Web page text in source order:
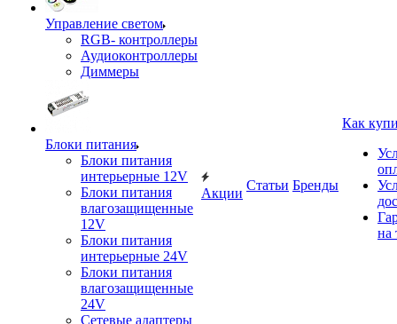
Управление светом
RGB- контроллеры
Аудиоконтроллеры
Диммеры
Блоки питания
Блоки питания
интерьерные 12V
Блоки питания
влагозащищенные
12V
Блоки питания
интерьерные 24V
Блоки питания
влагозащищенные
24V
Сетевые адаптеры
Акции
Статьи Бренды
Как
на